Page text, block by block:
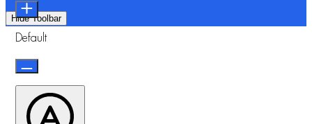
Hide Toolbar
Default